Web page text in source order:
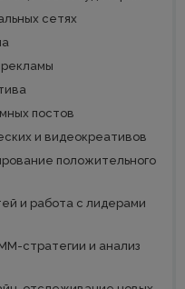
сетях
постов
и видеокреативов
положительного
и работа с лидерами
стратегии и анализ